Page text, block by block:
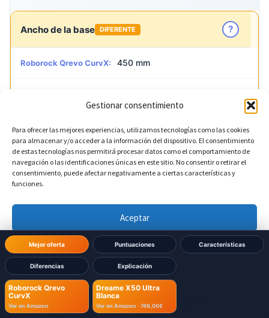
Gestionar consentimiento
Para ofrecer las mejores experiencias, utilizamos tecnologías como las cookies
para almacenar y/o acceder a la información del dispositivo. El consentimiento
de estas tecnologías nos permitirá procesar datos como el comportamiento de
navegación o las identificaciones únicas en este sitio. No consentir o retirar el
consentimiento, puede afectar negativamente a ciertas características y
funciones.
Aceptar
Denegar
Ver preferencias
Política de cookies Política de Privacidad
Mejor oferta Puntuaciones Características
Diferencias Explicación
Roborock Qrevo
CurvX
Ver en Amazon
Dreame X50 Ultra
Blanca
Ver en Amazon · 749,00€
Ancho de la base DIFERENTE ?
Roborock Qrevo CurvX: 450 mm
Altura de la base DIFERENTE ?
Roborock Qrevo CurvX: 450 mm
Profundidad de la base DIFERENTE ?
Roborock Qrevo CurvX: 450 mm
Dreame X50 Ultra Blanca: 456,7 mm